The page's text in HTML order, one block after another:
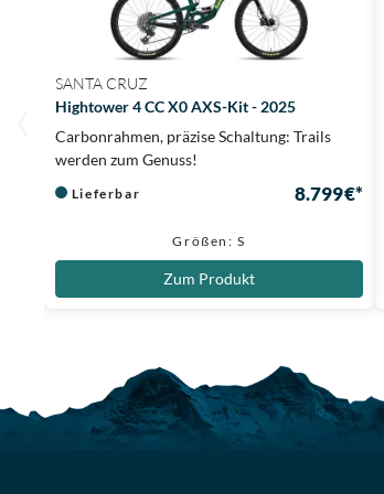
SANTA CRUZ
Hightower 4 CC X0 AXS-Kit - 2025
Carbonrahmen, präzise Schaltung: Trails
werden zum Genuss!
Lieferbar 8.799 €*
Größen: S
Zum Produkt